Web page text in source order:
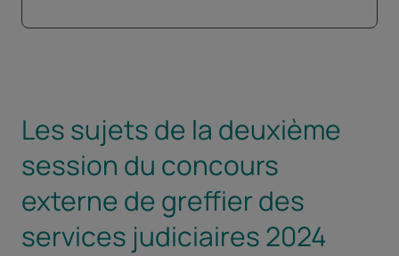
Les sujets de la deuxième
session du concours
externe de greffier des
services judiciaires 2024